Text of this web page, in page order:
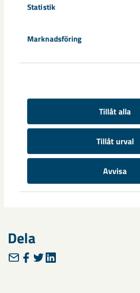
Statistik
Marknadsföring
Tillåt alla
Tillåt urval
Avvisa
Den portabla utrustningen tar emot
satelliter som hjälper dem att räkna ut
Dela